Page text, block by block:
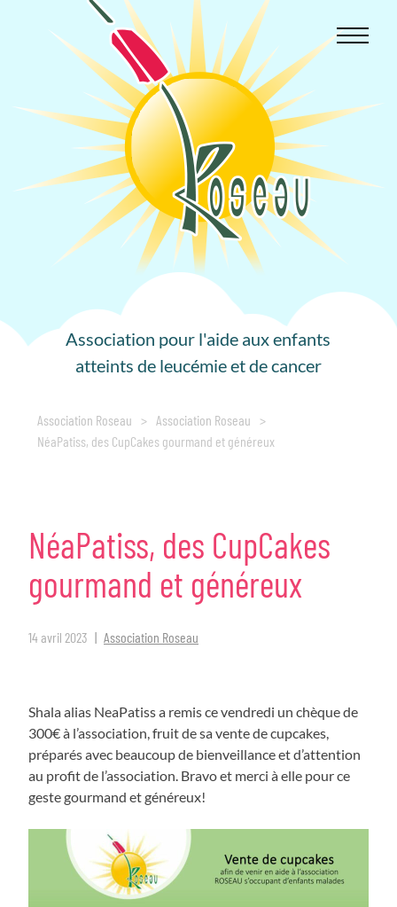
Association pour l'aide aux enfants
atteints de leucémie et de cancer
Association Roseau > Association Roseau >
NéaPatiss, des CupCakes gourmand et généreux
NéaPatiss, des CupCakes
gourmand et généreux
14 avril 2023 Association Roseau
Shala alias NeaPatiss a remis ce vendredi un chèque de
300€ à l’association, fruit de sa vente de cupcakes,
préparés avec beaucoup de bienveillance et d’attention
au profit de l’association. Bravo et merci à elle pour ce
geste gourmand et généreux!